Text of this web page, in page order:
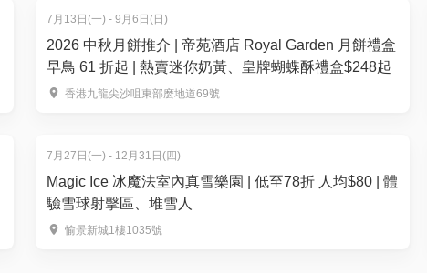
7月13日(一) - 9月6日(日)
2026 中秋月餅推介 | 帝苑酒店 Royal Garden 月餅禮盒
早鳥 61 折起 | 熱賣迷你奶黃、皇牌蝴蝶酥禮盒$248起
香港九龍尖沙咀東部麽地道69號
7月27日(一) - 12月31日(四)
Magic Ice 冰魔法室內真雪樂園 | 低至78折 人均$80 | 體
驗雪球射擊區、堆雪人
愉景新城1樓1035號